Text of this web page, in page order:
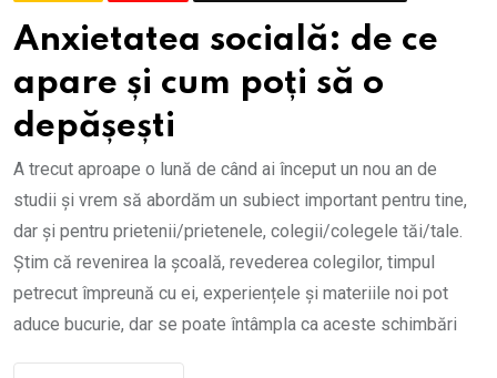
Anxietatea socială: de ce
apare și cum poți să o
depășești
A trecut aproape o lună de când ai început un nou an de
studii și vrem să abordăm un subiect important pentru tine,
dar și pentru prietenii/prietenele, colegii/colegele tăi/tale.
Știm că revenirea la școală, revederea colegilor, timpul
petrecut împreună cu ei, experiențele și materiile noi pot
aduce bucurie, dar se poate întâmpla ca aceste schimbări